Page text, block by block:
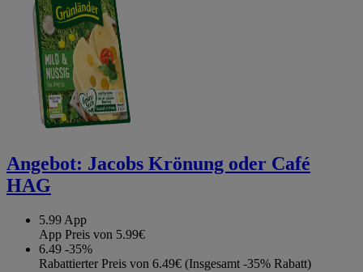
Angebot: Jacobs Krönung oder Café
HAG
5.99 App
App Preis von 5.99€
6.49 -35%
Rabattierter Preis von 6.49€ (Insgesamt -35% Rabatt)